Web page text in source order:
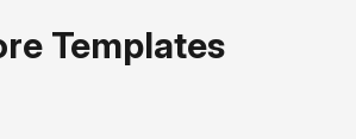
Templates